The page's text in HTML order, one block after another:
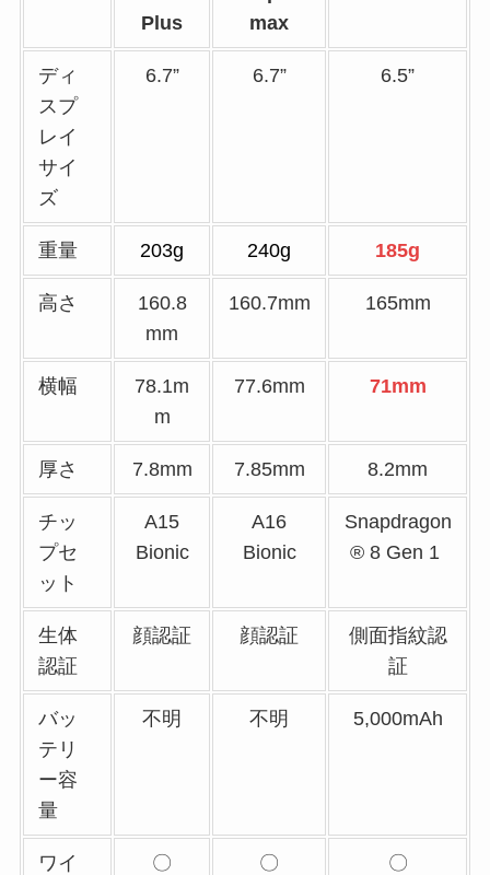
Plus
max
ディ
スプ
レイ
サイ
ズ
6.7” 6.7” 6.5”
重量 203g 240g 185g
高さ
160.8
mm
160.7mm 165mm
横幅
78.1m
m
77.6mm 71mm
厚さ 7.8mm 7.85mm 8.2mm
チッ
プセ
ット
A15
Bionic
A16
Bionic
Snapdragon
® 8 Gen 1
生体
認証
顔認証 顔認証
側面指紋認
証
バッ
テリ
ー容
量
不明 不明 5,000mAh
ワイ
〇 〇 〇